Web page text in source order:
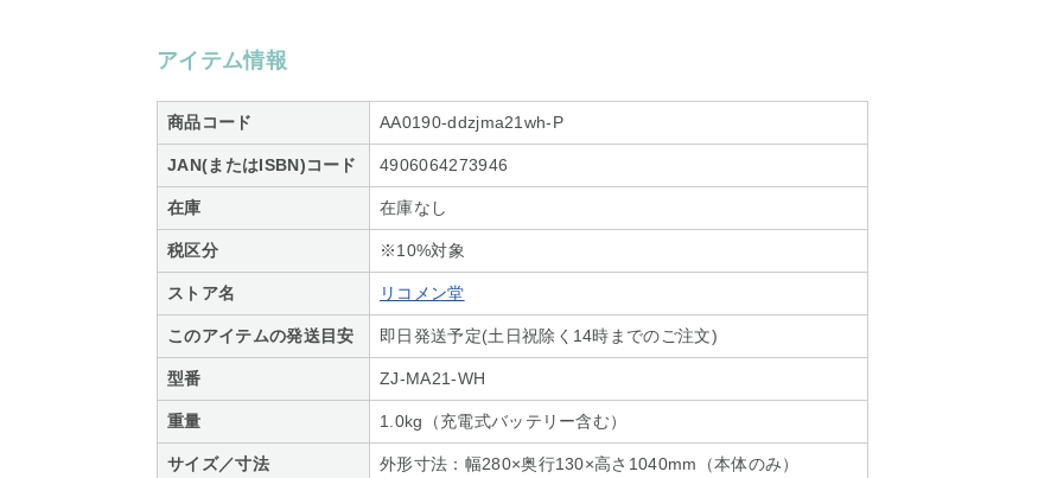
アイテム情報
商品コード AA0190-ddzjma21wh-P
JAN(またはISBN)コード 4906064273946
在庫 在庫なし
税区分 ※10%対象
ストア名 リコメン堂
このアイテムの発送目安 即日発送予定(土日祝除く14時までのご注文)
型番 ZJ-MA21-WH
重量 1.0kg（充電式バッテリー含む）
サイズ／寸法
外形寸法：幅280×奥行130×高さ1040mm（本体のみ）